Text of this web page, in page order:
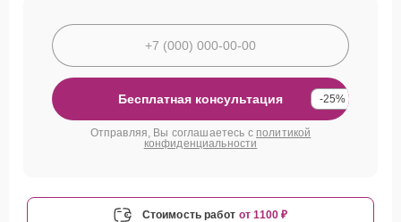
Бесплатная консультация -25%
Отправляя, Вы соглашаетесь с политикой
конфиденциальности
Стоимость работ от 1100 ₽